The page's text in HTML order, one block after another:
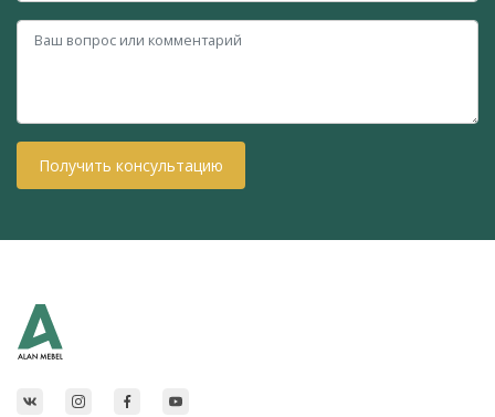
Получить консультацию